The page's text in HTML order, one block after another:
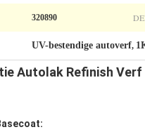
320890
UV-bestendige autoverf,
Autolak Refinish